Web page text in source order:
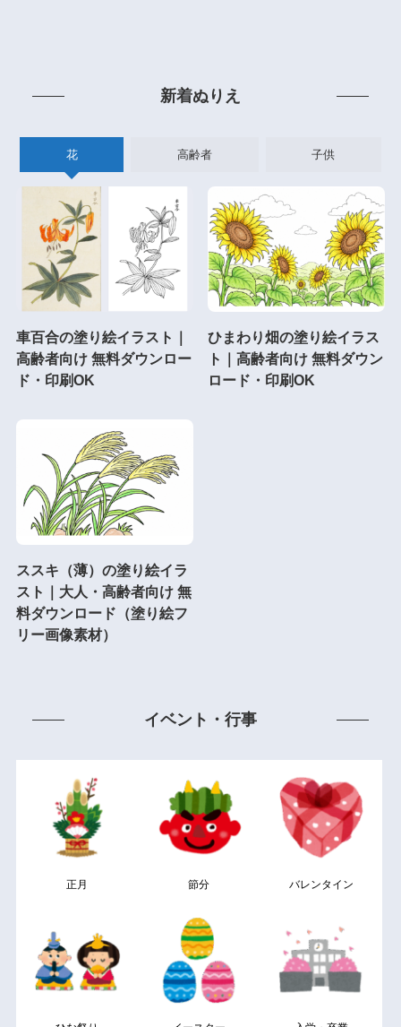
新着ぬりえ
花 高齢者 子供
車百合の塗り絵イラスト｜
高齢者向け 無料ダウンロー
ド・印刷OK
ひまわり畑の塗り絵イラス
ト｜高齢者向け 無料ダウン
ロード・印刷OK
ススキ（薄）の塗り絵イラ
スト｜大人・高齢者向け 無
料ダウンロード（塗り絵フ
リー画像素材）
イベント・行事
正月 節分 バレンタイン